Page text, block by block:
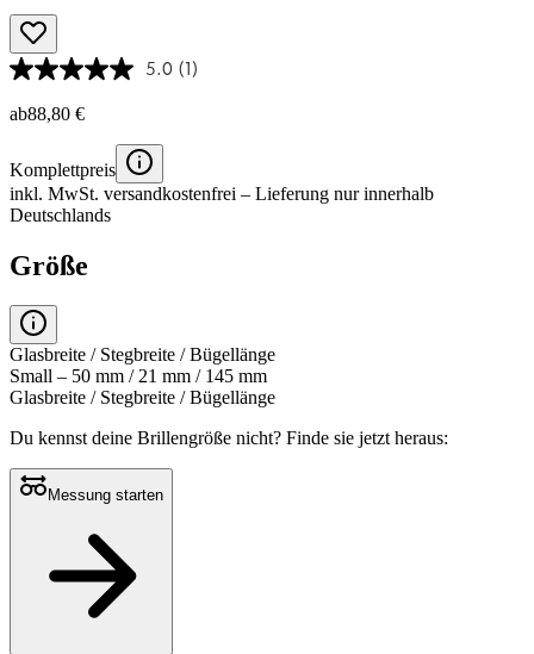
5.0 (1)
ab88,80 €
Komplettpreis
inkl. MwSt. versandkostenfrei – Lieferung nur innerhalb
Deutschlands
Größe
Glasbreite / Stegbreite / Bügellänge
Small – 50 mm / 21 mm / 145 mm
Glasbreite / Stegbreite / Bügellänge
Du kennst deine Brillengröße nicht? Finde sie jetzt heraus:
Messung starten